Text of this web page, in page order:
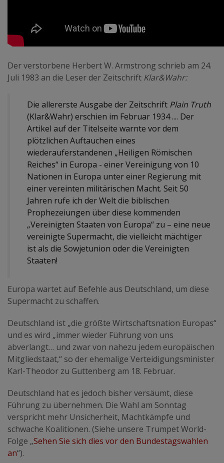
Der verstorbene Herbert W. Armstrong schrieb am 24.
Juli 1983 an die Leser der Zeitschrift Klar&Wahr:
Die allererste Ausgabe der Zeitschrift Plain Truth
(Klar&Wahr) erschien im Februar 1934 .... Der
Artikel auf der Titelseite warnte vor dem
plötzlichen Auftauchen eines
wiederauferstandenen „Heiligen Römischen
Reiches“ in Europa - einer Vereinigung von 10
Nationen in Europa unter einer Regierung mit
einer vereinten militärischen Macht. Seit 50
Jahren rufe ich der Welt die biblischen
Prophezeiungen über diese kommenden
„Vereinigten Staaten von Europa“ zu – eine neue
vereinigte Supermacht, die vielleicht mächtiger
ist als die Sowjetunion oder die Vereinigten
Staaten!
Europa wartet auf Befehle aus Deutschland, um diese
Supermacht zu schaffen.
Deutschland ist „die größte Wirtschaftsnation Europas“
und es wird „immer wieder Führung von uns
abverlangt… und zwar von nahezu jedem europäischen
Mitgliedstaat,“ so der ehemalige Verteidigungsminister
Karl-Theodor zu Guttenberg am 18. Februar.
Deutschland hat es jedoch bisher versäumt, diese
Führung zu übernehmen. Die Wahl am Sonntag
verspricht mehr Unsicherheit, Machtkämpfe und
schwache Koalitionen. (Siehe unsere Trumpet World-
Folge „Sehen Sie sich dies vor den Bundestagswahlen
an“).